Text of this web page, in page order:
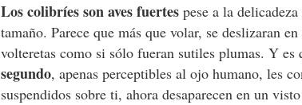
Los colibríes son aves fuertes pese a la
tamaño. Parece que más que volar, se deslizaran
volteretas como si sólo fueran sutiles plumas. Y es
segundo, apenas perceptibles al ojo humano, les
suspendidos sobre ti, ahora desaparecen en un